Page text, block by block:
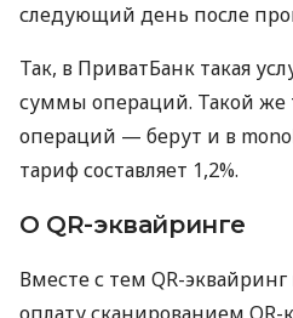
следующий день после
Так, в ПриватБанк такая
суммы операций. Такой
операций — берут и в
тариф составляет 1,2%.
О QR-эквайринге
Вместе с тем QR-